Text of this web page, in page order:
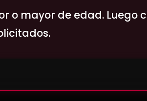
o mayor de edad. Luego